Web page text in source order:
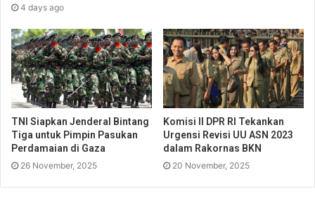
4 days ago
TNI Siapkan Jenderal Bintang
Tiga untuk Pimpin Pasukan
Perdamaian di Gaza
26 November, 2025
Komisi II DPR RI Tekankan
Urgensi Revisi UU ASN 2023
dalam Rakornas BKN
20 November, 2025